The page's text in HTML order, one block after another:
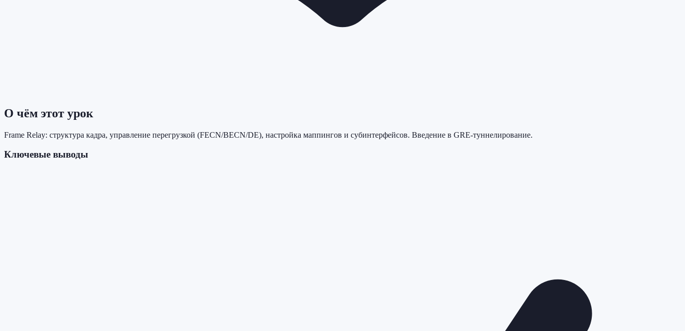
О чём этот урок
Frame Relay: структура кадра, управление перегрузкой (FECN/BECN/DE), настройка маппингов и субинтерфейсов. Введение в GRE-туннелирование.
Ключевые выводы